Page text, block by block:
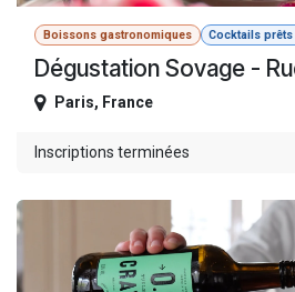
Boissons gastronomiques Cocktails
Dégustation Sovage -
Paris, France
Inscriptions terminées